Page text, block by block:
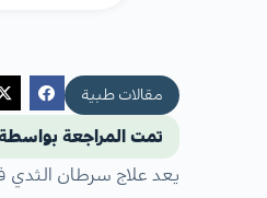
مقالات طبية
تمت المراجعة
يعد علاج سرطان الثدي